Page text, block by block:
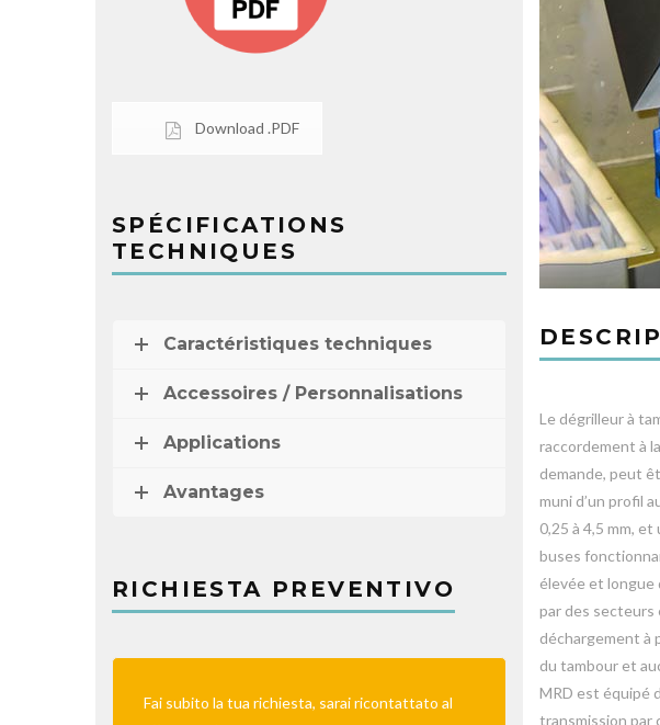
Download .PDF
SPÉCIFICATIONS
TECHNIQUES
Caractéristiques techniques
Accessoires / Personnalisations
Applications
Avantages
RICHIESTA PREVENTIVO
Fai subito la tua richiesta, sarai ricontattato al
Le dégrilleur à
raccordement à
demande, peut
muni d’un profil
0,25 à 4,5 mm,
buses
élevée et longue
par des secteurs
déchargement à
du tambour et
MRD est équipé
transmission par